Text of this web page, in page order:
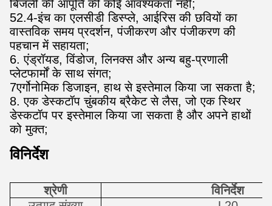
बिजली की आपूर्ति की कोई आवश्यकता नहीं;
52.4-इंच का एलसीडी डिस्प्ले, आईरिस की छवियों का
वास्तविक समय प्रदर्शन, पंजीकरण और पंजीकरण की
पहचान में सहायता;
6. एंड्रॉयड, विंडोज, लिनक्स और अन्य बहु-प्रणाली
प्लेटफार्मों के साथ संगत;
7एर्गोनोमिक डिजाइन, हाथ से इस्तेमाल किया जा सकता है;
8. एक डेस्कटॉप चुंबकीय ब्रैकेट से लैस, जो एक स्थिर
डेस्कटॉप पर इस्तेमाल किया जा सकता है और अपने हाथों
को मुक्त;
विनिर्देश
श्रेणी
विनिर्देश